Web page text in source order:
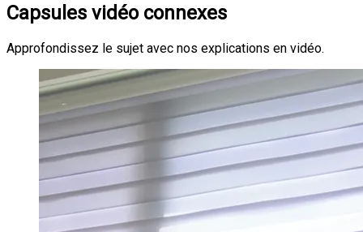
Capsules vidéo connexes
Approfondissez le sujet avec nos explications en vidéo.